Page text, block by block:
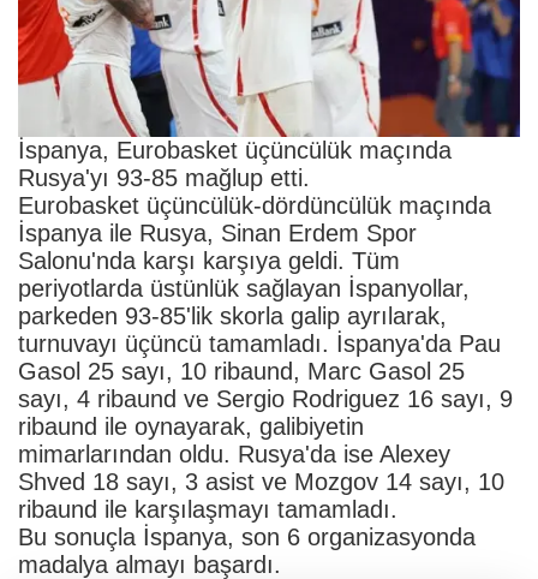
İspanya, Eurobasket üçüncülük maçında
Rusya'yı 93-85 mağlup etti.
Eurobasket üçüncülük-dördüncülük maçında
İspanya ile Rusya, Sinan Erdem Spor
Salonu'nda karşı karşıya geldi. Tüm
periyotlarda üstünlük sağlayan İspanyollar,
parkeden 93-85'lik skorla galip ayrılarak,
turnuvayı üçüncü tamamladı. İspanya'da Pau
Gasol 25 sayı, 10 ribaund, Marc Gasol 25
sayı, 4 ribaund ve Sergio Rodriguez 16 sayı, 9
ribaund ile oynayarak, galibiyetin
mimarlarından oldu. Rusya'da ise Alexey
Shved 18 sayı, 3 asist ve Mozgov 14 sayı, 10
ribaund ile karşılaşmayı tamamladı.
Bu sonuçla İspanya, son 6 organizasyonda
madalya almayı başardı.